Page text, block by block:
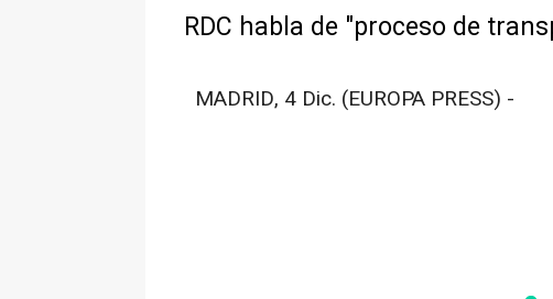
RDC habla de "proceso de
MADRID, 4 Dic. (EUROPA PRESS) -